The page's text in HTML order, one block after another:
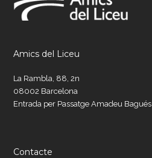
Amics del Liceu
La Rambla, 88, 2n
08002 Barcelona
Entrada per Passatge Amadeu Bagués
Contacte